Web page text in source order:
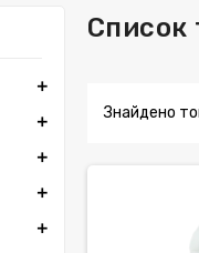
Список
Знайдено